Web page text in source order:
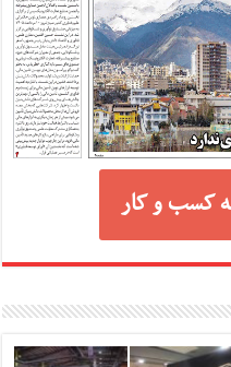
کسب و کار